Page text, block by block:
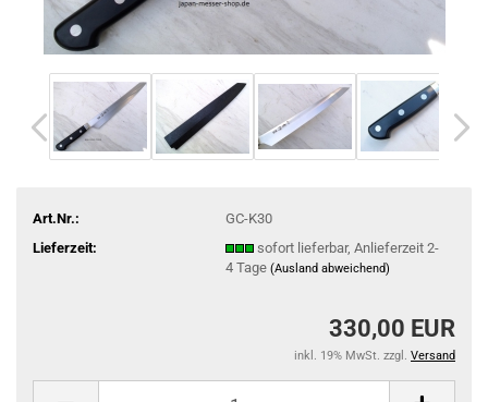
Art.Nr.:
GC-K30
Lieferzeit:
sofort lieferbar, Anlieferzeit 2-
4 Tage (Ausland abweichend)
330,00 EUR
inkl. 19% MwSt. zzgl. Versand